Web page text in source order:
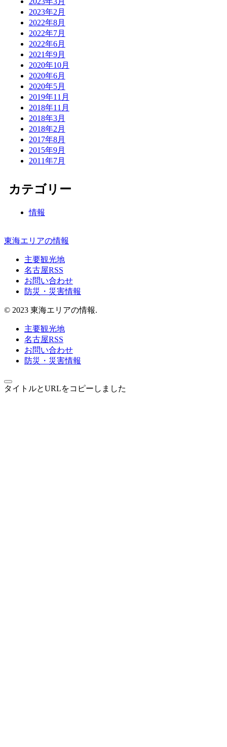
2023年2月
2022年8月
2022年7月
2022年6月
2021年9月
2020年10月
2020年6月
2020年5月
2019年11月
2018年11月
2018年3月
2018年2月
2017年8月
2015年9月
2011年7月
カテゴリー
情報
東海エリアの情報
主要観光地
名古屋RSS
お問い合わせ
防災・災害情報
© 2023 東海エリアの情報.
主要観光地
名古屋RSS
お問い合わせ
防災・災害情報
タイトルとURLをコピーしました